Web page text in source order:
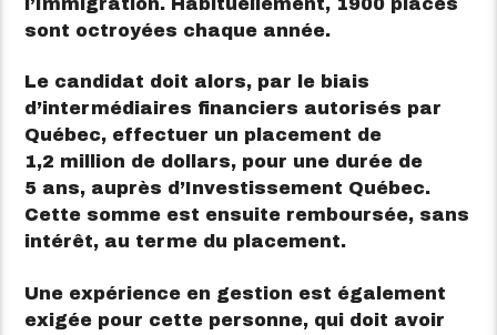
sont octroyées chaque année.
Le candidat doit alors, par le biais
d’intermédiaires financiers autorisés par
Québec, effectuer un placement de
1,2 million de dollars, pour une durée de
5 ans, auprès d’Investissement Québec.
Cette somme est ensuite remboursée, sans
intérêt, au terme du placement.
Une expérience en gestion est également
exigée pour cette personne, qui doit avoir